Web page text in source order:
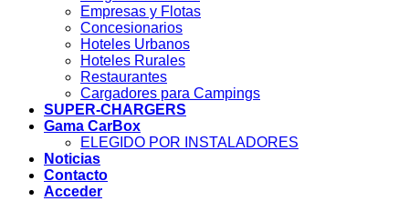
Empresas y Flotas
Concesionarios
Hoteles Urbanos
Hoteles Rurales
Restaurantes
Cargadores para Campings
SUPER-CHARGERS
Gama CarBox
ELEGIDO POR INSTALADORES
Noticias
Contacto
Acceder